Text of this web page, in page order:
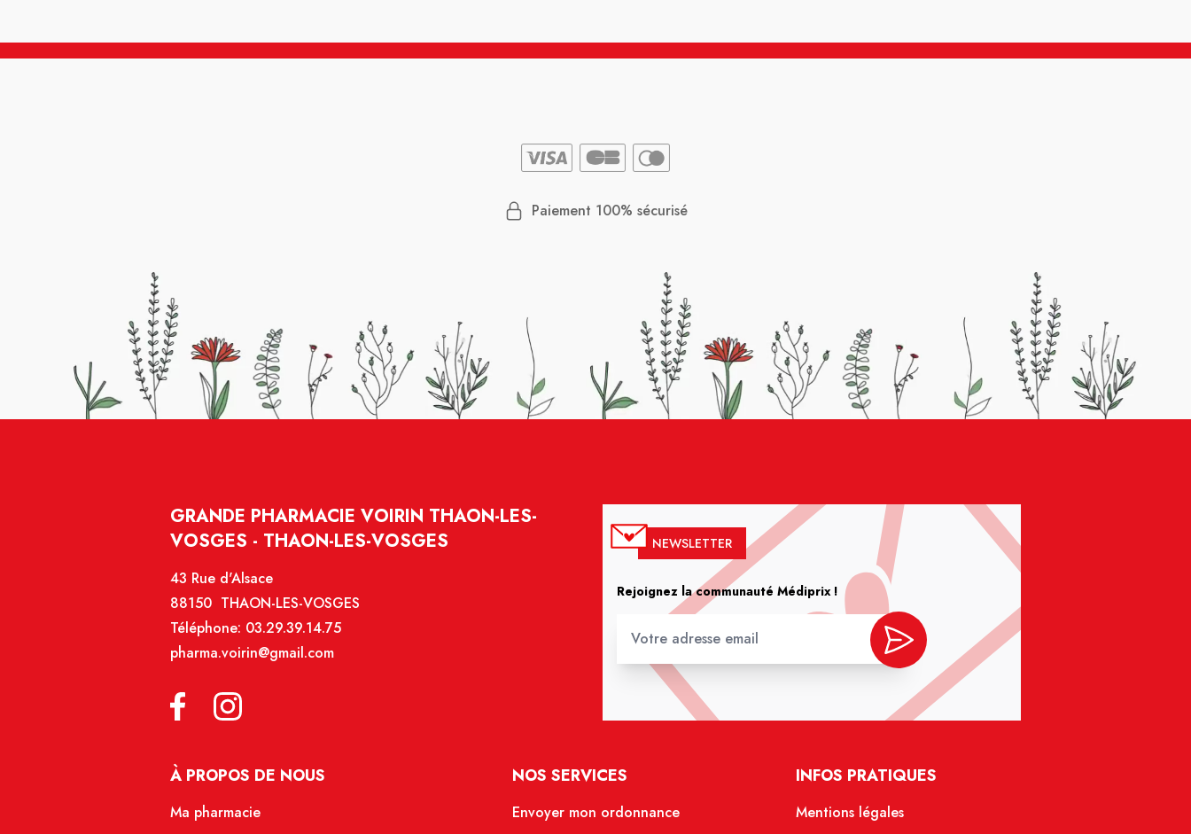
Paiement 100% sécurisé
GRANDE PHARMACIE VOIRIN THAON-LES-
VOSGES - THAON-LES-VOSGES
43 Rue d'Alsace
88150 THAON-LES-VOSGES
Téléphone: 03.29.39.14.75
pharma.voirin@gmail.com
NEWSLETTER
Rejoignez la communauté Médiprix !
À PROPOS DE NOUS
Ma pharmacie
NOS SERVICES
Envoyer mon ordonnance
INFOS PRATIQUES
Mentions légales